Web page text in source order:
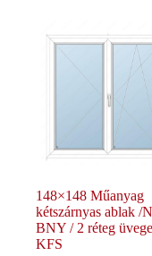
148×148 Műanyag
kétszárnyas ablak /
BNY / 2 réteg
KFS